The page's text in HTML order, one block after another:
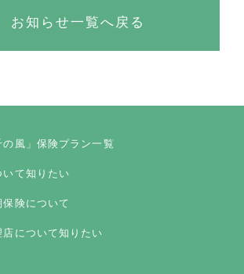
お知らせ一覧へ戻る
の風」保険プラン一覧
いて知りたい
保険について
店について知りたい